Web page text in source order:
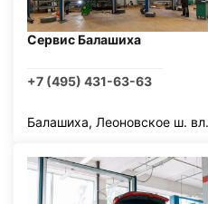
Сервис Балашиха
+7 (495) 431-63-63
Балашиха, Леоновское ш.